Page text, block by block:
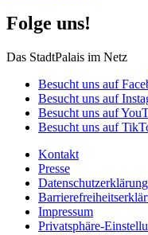
Folge uns!
Das StadtPalais im Netz
Besucht uns auf
Besucht uns auf
Besucht uns auf
Besucht uns auf
Kontakt
Presse
Datenschutz­erklärung
Impressum
Privatsphäre-